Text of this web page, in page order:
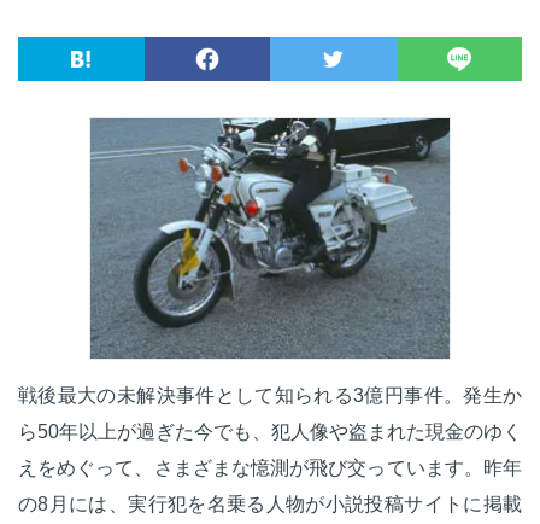
戦後最大の未解決事件として知られる3億円事件。発生か
ら50年以上が過ぎた今でも、犯人像や盗まれた現金のゆく
えをめぐって、さまざまな憶測が飛び交っています。昨年
の8月には、実行犯を名乗る人物が小説投稿サイトに掲載